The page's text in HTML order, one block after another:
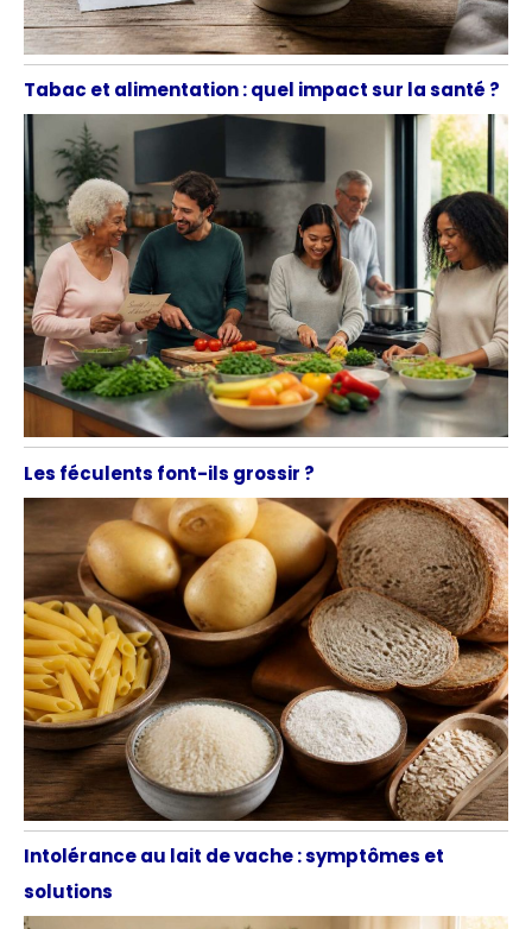
Tabac et alimentation : quel impact sur la santé ?
Les féculents font-ils grossir ?
Intolérance au lait de vache : symptômes et
solutions